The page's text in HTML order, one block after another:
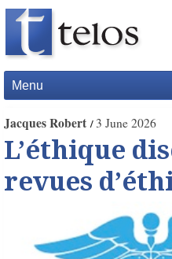
Menu
Jacques Robert 3 June 2026
L’éthique
revues